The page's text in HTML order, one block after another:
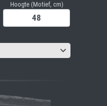
Hoogte (Motief, cm)